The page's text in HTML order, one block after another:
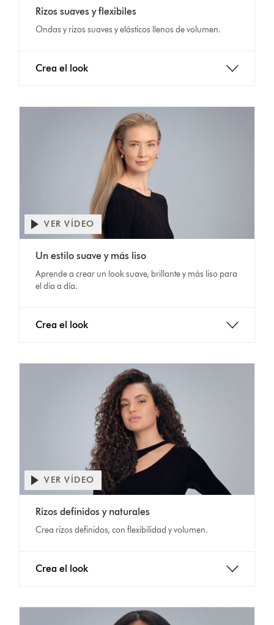
Transcript
deRizos suaves y flexibiles
Ondas y rizos suaves y elásticos llenos de volumen.
Crea el look
Transcript
Abrir
transcripción
de
vídeo
VER VÍDEO
Un estilo suave y más liso
Aprende a crear un look suave, brillante y más liso para
el día a día.
Crea el look
Transcript
Abrir
transcripción
de
VER VÍDEO
Rizos definidos y naturales
Crea rizos definidos, con flexibilidad y volumen.
Crea el look